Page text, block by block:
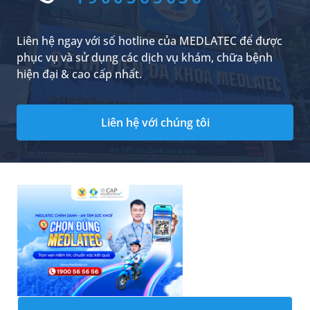
thiết thực cùng cơ hội nhận chứng chỉ đào tạo
liên tục (CME) uy tín cho các đại biểu tham dự.
Liên hệ ngay với số hotline của MEDLATEC để được
phục vụ và sử dụng các dịch vụ khám, chữa bệnh
hiện đại & cao cấp nhất.
Liên hệ với chúng tôi